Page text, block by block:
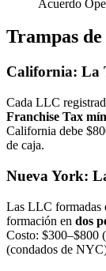
Acuerdo
Trampas
California: La
Cada LLC
Franchise Tax
California debe
de caja.
Nueva York:
Las LLC formadas
formación en dos
Costo: $300–$800
(condados de